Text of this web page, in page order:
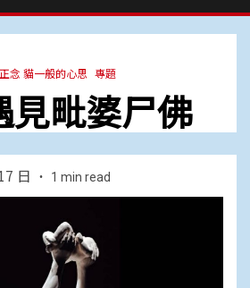
念 貓一般的心思 專題
見毗婆尸佛
日 1 min read